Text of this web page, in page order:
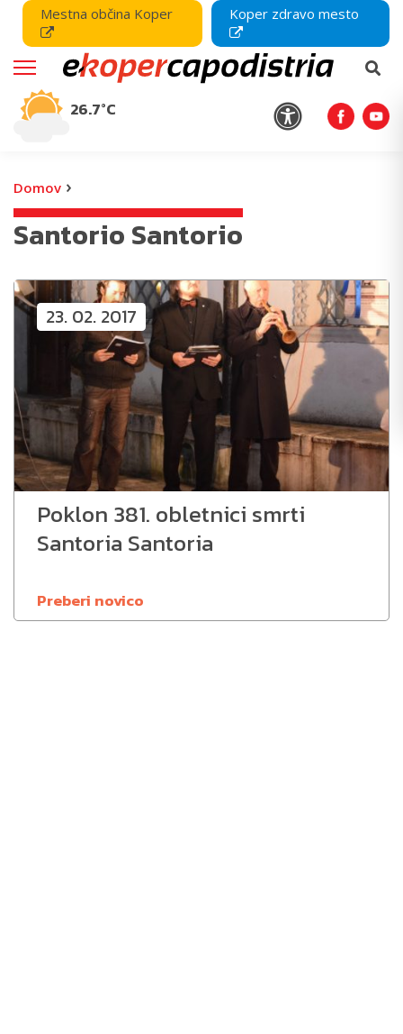
Mestna občina Koper Koper zdravo mesto
26.7°C
Domov ›
Santorio Santorio
23. 02. 2017
Poklon 381. obletnici smrti
Santoria Santoria
Preberi novico